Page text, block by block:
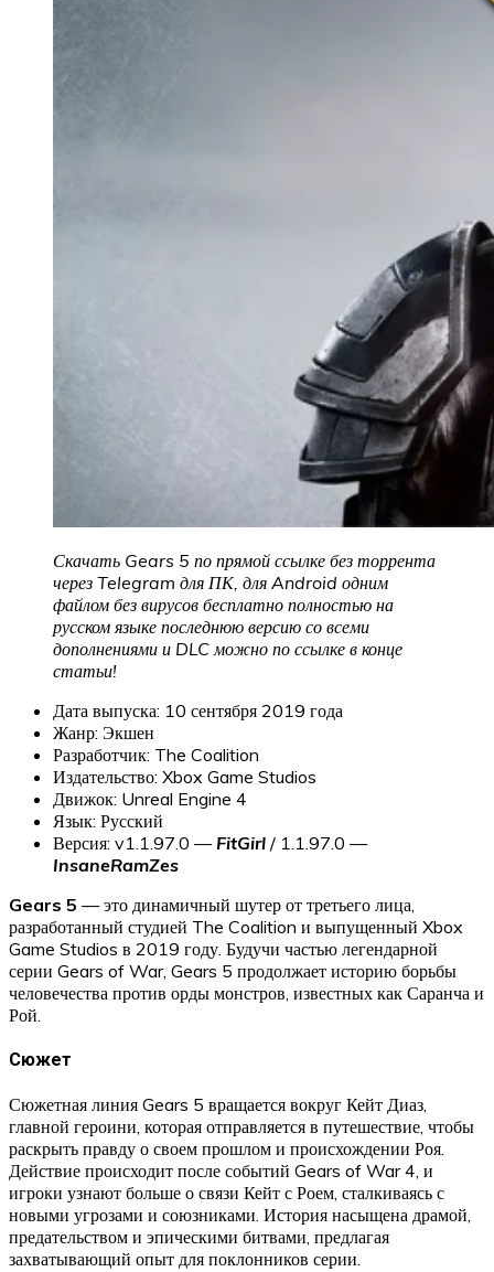
Скачать Gears 5 по прямой ссылке без торрента
через Telegram для ПК, для Android одним
файлом без вирусов бесплатно полностью на
русском языке последнюю версию со всеми
дополнениями и DLC можно по ссылке в конце
статьи!
Дата выпуска: 10 сентября 2019 года
Жанр: Экшен
Разработчик: The Coalition
Издательство: Xbox Game Studios
Движок: Unreal Engine 4
Язык: Русский
Версия: v1.1.97.0 — FitGirl / 1.1.97.0 —
InsaneRamZes
Gears 5 — это динамичный шутер от третьего лица,
разработанный студией The Coalition и выпущенный Xbox
Game Studios в 2019 году. Будучи частью легендарной
серии Gears of War, Gears 5 продолжает историю борьбы
человечества против орды монстров, известных как Саранча и
Рой.
Сюжет
Сюжетная линия Gears 5 вращается вокруг Кейт Диаз,
главной героини, которая отправляется в путешествие, чтобы
раскрыть правду о своем прошлом и происхождении Роя.
Действие происходит после событий Gears of War 4, и
игроки узнают больше о связи Кейт с Роем, сталкиваясь с
новыми угрозами и союзниками. История насыщена драмой,
предательством и эпическими битвами, предлагая
захватывающий опыт для поклонников серии.